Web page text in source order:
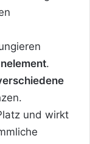
.
und wirkt